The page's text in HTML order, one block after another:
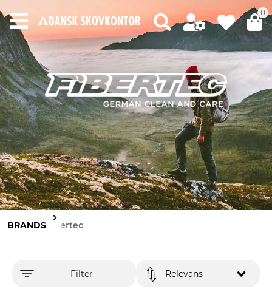
0
BRANDS Fibertec
Filter Relevans